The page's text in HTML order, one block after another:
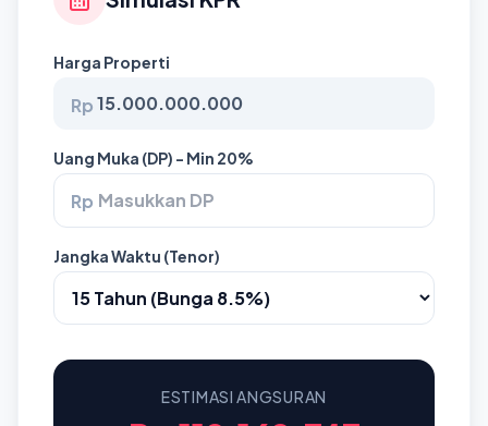
Harga Properti
Rp
Uang Muka (DP) - Min 20%
Rp
Jangka Waktu (Tenor)
ESTIMASI ANGSURAN